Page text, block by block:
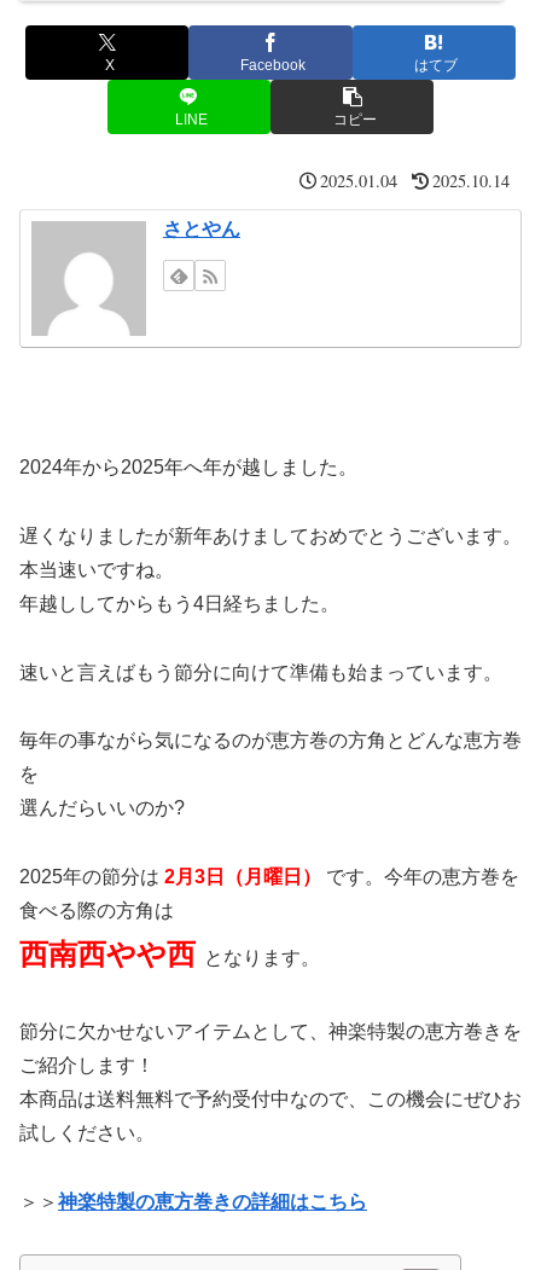
X Facebook はてブ
LINE コピー
2025.01.04 2025.10.14
さとやん
2024年から2025年へ年が越しました。
遅くなりましたが新年あけましておめでとうございます。
本当速いですね。
年越ししてからもう4日経ちました。
速いと言えばもう節分に向けて準備も始まっています。
毎年の事ながら気になるのが恵方巻の方角とどんな恵方巻
を
選んだらいいのか?
2025年の節分は 2月3日（月曜日）
です。今年の恵方巻を
食べる際の方角は
西南西やや西 となります。
節分に欠かせないアイテムとして、神楽特製の恵方巻きを
ご紹介します！
本商品は送料無料で予約受付中なので、この機会にぜひお
試しください。
＞＞ 神楽特製の恵方巻きの詳細はこちら